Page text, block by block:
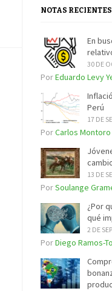
NOTAS RECIENTES
En
30 DE
PorEduardo Levy
Perú
17 DE
PorCarlos Montoro
13 DE
PorSoulange
¿Por
qué
2 DE
PorDiego Ramos-